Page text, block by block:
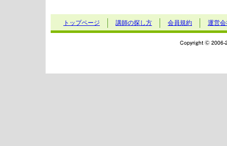
トップページ 講師の探し方 会員規約 運営